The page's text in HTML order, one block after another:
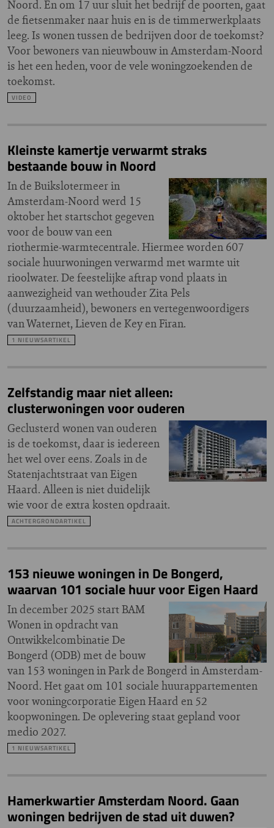
Noord. En om 17 uur sluit het bedrijf de poorten, gaat
de fietsenmaker naar huis en is de timmerwerkplaats
leeg. Is wonen tussen de bedrijven door de toekomst?
Voor bewoners van nieuwbouw in Amsterdam-Noord
is het een heden, voor de vele woningzoekenden de
toekomst.
VIDEO
Kleinste kamertje verwarmt straks
bestaande bouw in Noord
In de Buikslotermeer in
Amsterdam-Noord werd 15
oktober het startschot gegeven
voor de bouw van een
riothermie-warmtecentrale. Hiermee worden 607
sociale huurwoningen verwarmd met warmte uit
rioolwater. De feestelijke aftrap vond plaats in
aanwezigheid van wethouder Zita Pels
(duurzaamheid), bewoners en vertegenwoordigers
van Waternet, Lieven de Key en Firan.
1 NIEUWSARTIKEL
Zelfstandig maar niet alleen:
clusterwoningen voor ouderen
Geclusterd wonen van ouderen
is de toekomst, daar is iedereen
het wel over eens. Zoals in de
Statenjachtstraat van Eigen
Haard. Alleen is niet duidelijk
wie voor de extra kosten opdraait.
ACHTERGRONDARTIKEL
153 nieuwe woningen in De Bongerd,
waarvan 101 sociale huur voor Eigen Haard
In december 2025 start BAM
Wonen in opdracht van
Ontwikkelcombinatie De
Bongerd (ODB) met de bouw
van 153 woningen in Park de Bongerd in Amsterdam-
Noord. Het gaat om 101 sociale huurappartementen
voor woningcorporatie Eigen Haard en 52
koopwoningen. De oplevering staat gepland voor
medio 2027.
1 NIEUWSARTIKEL
Hamerkwartier Amsterdam Noord. Gaan
woningen bedrijven de stad uit duwen?